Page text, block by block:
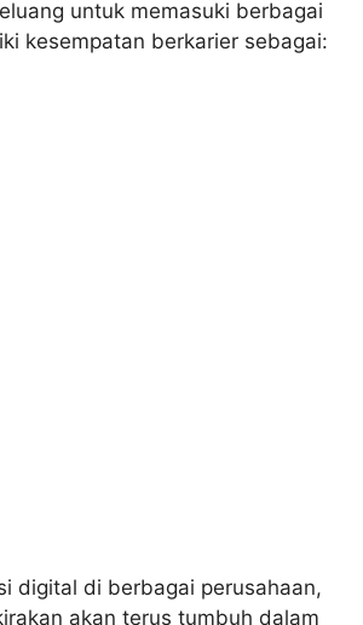
untuk memasuki berbagai
kesempatan berkarier sebagai:
digital di berbagai perusahaan,
akan terus tumbuh dalam